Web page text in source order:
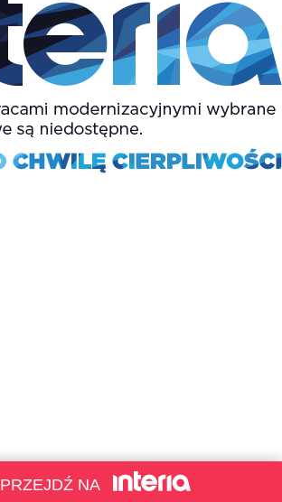
PRZEJDŹ NA